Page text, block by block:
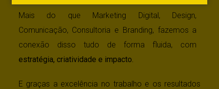
Mais do que Marketing Digital, Design,
Comunicação, Consultoria e Branding, fazemos a
conexão disso tudo de forma fluida, com
estratégia, criatividade e impacto.
E graças a excelência no trabalho e os resultados